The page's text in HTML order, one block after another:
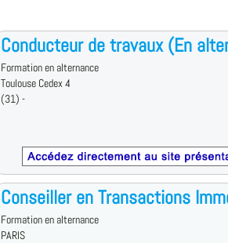
Conducteur de travaux (En
Formation en alternance
Toulouse Cedex 4
(31) -
Conseiller en Transactions
Formation en alternance
PARIS